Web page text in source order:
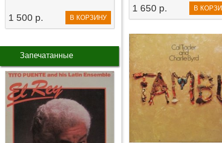
1 500 р. В КОРЗИНУ
Запечатанные
1 650 р. В